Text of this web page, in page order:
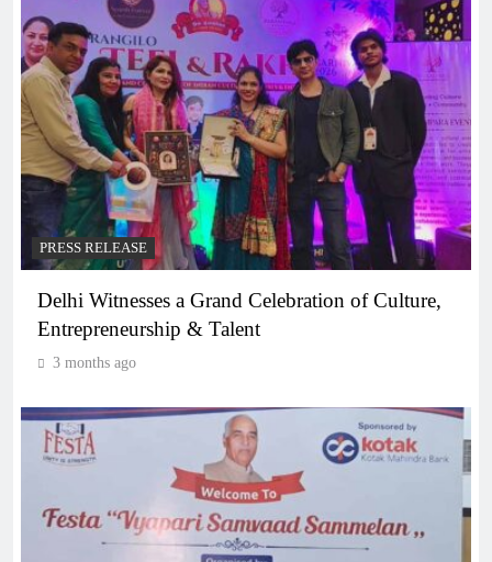
PRESS RELEASE
Delhi Witnesses a Grand Celebration of Culture,
Entrepreneurship & Talent
3 months ago